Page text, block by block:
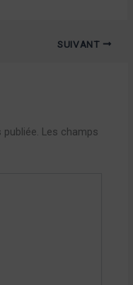
SUIVANT
Les champs